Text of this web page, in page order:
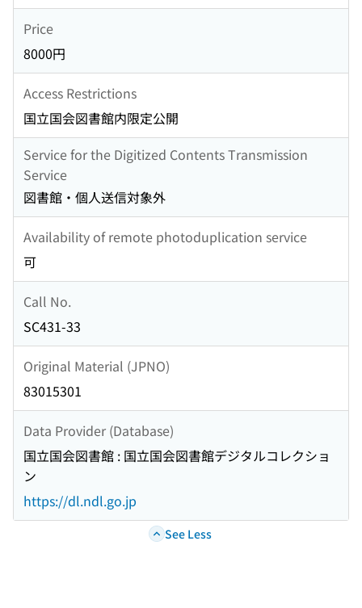
Price
8000円
Access Restrictions
国立国会図書館内限定公開
Service for the Digitized Contents Transmission
Service
図書館・個人送信対象外
Availability of remote photoduplication service
可
Call No.
SC431-33
Original Material (JPNO)
83015301
Data Provider (Database)
国立国会図書館 : 国立国会図書館デジタルコレクショ
ン
https://dl.ndl.go.jp
See Less